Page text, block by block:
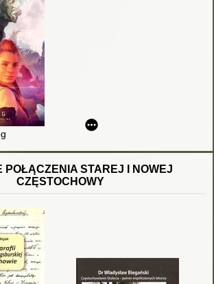
POŁĄCZENIA STAREJ I NOWEJ
CZĘSTOCHOWY